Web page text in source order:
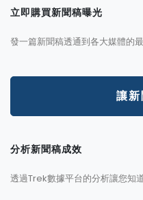
立即購買新聞稿曝光
發一篇新聞稿透通到各大媒體的
讓
分析新聞稿成效
透過Trek數據平台的分析讓您知